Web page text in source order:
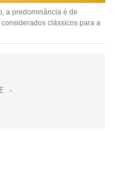
a predominância é de
clássicos para a